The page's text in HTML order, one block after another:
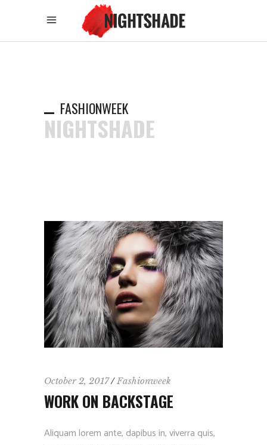
FASHIONWEEK
NIGHTSHADE
October 2, 2017 Fashionweek
WORK ON BACKSTAGE
Aliquam lorem ante, dapibus in, viverra quis,